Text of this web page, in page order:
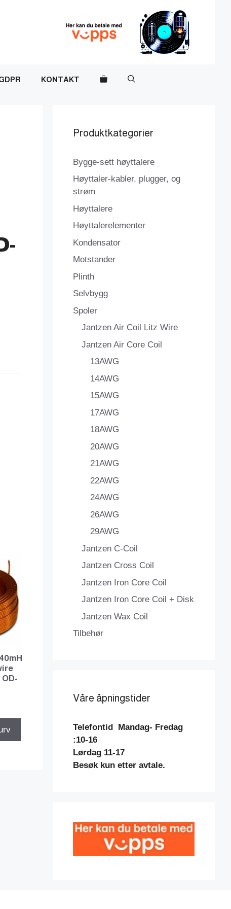
KONTAKT
OD-
Produktkategorier
Bygge-sett høyttalere
Høyttaler-kabler, plugger, og
strøm
Høyttalere
Høyttalerelementer
Kondensator
Motstander
Plinth
Selvbygg
Spoler
Jantzen Air Coil Litz Wire
Jantzen Air Core Coil
13AWG
14AWG
15AWG
17AWG
18AWG
20AWG
21AWG
22AWG
24AWG
26AWG
29AWG
Jantzen C-Coil
Jantzen Cross Coil
Jantzen Iron Core Coil
Jantzen Iron Core Coil + Disk
Jantzen Wax Coil
Tilbehør
Våre åpningstider
Telefontid Mandag- Fredag
:10-16
Lørdag 11-17
Besøk kun etter avtale.